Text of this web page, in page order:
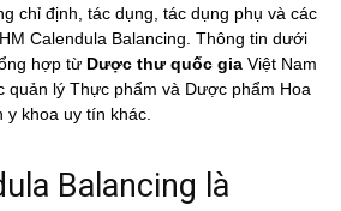
chỉ định, tác dụng, tác dụng phụ và các
Calendula Balancing. Thông tin dưới
hợp từ Dược thư quốc gia Việt Nam
quản lý Thực phẩm và Dược phẩm Hoa
y khoa uy tín khác.
Balancing là